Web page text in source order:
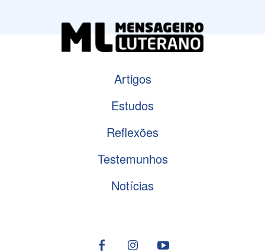
Artigos
Estudos
Reflexões
Testemunhos
Notícias